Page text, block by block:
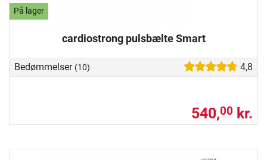
På lager
cardiostrong pulsbælte Smart
Bedømmelser (10) 4,8
540,00 kr.